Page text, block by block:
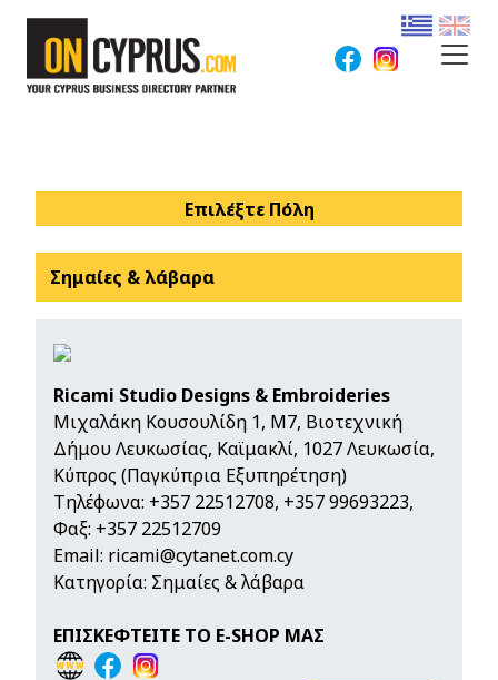
Επιλέξτε Πόλη
Σημαίες & λάβαρα
Ricami Studio Designs & Embroideries
Μιχαλάκη Κουσουλίδη 1, Μ7, Βιοτεχνική
Δήμου Λευκωσίας, Καϊμακλί, 1027 Λευκωσία,
Κύπρος (Παγκύπρια Εξυπηρέτηση)
Τηλέφωνα: +357 22512708, +357 99693223,
Φαξ: +357 22512709
Email: ricami@cytanet.com.cy
Κατηγορία: Σημαίες & λάβαρα
ΕΠΙΣΚΕΦΤΕΙΤΕ ΤΟ E-SHOP ΜΑΣ